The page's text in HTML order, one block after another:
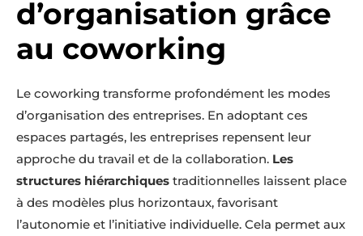
d’organisation grâce
au coworking
Le coworking transforme profondément les modes
d’organisation des entreprises. En adoptant ces
espaces partagés, les entreprises repensent leur
approche du travail et de la collaboration. Les
structures hiérarchiques traditionnelles laissent place
à des modèles plus horizontaux, favorisant
l’autonomie et l’initiative individuelle. Cela permet aux